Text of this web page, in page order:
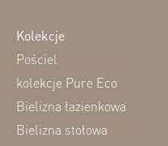
Kolekcje
Pościel
kolekcje Pure Eco
Bielizna łazienkowa
Bielizna stołowa